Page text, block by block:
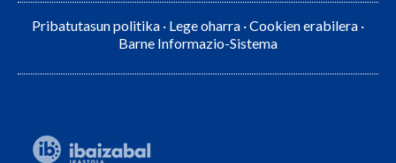
Pribatutasun politika · Lege oharra ·Cookien erabilera ·
Barne Informazio-Sistema